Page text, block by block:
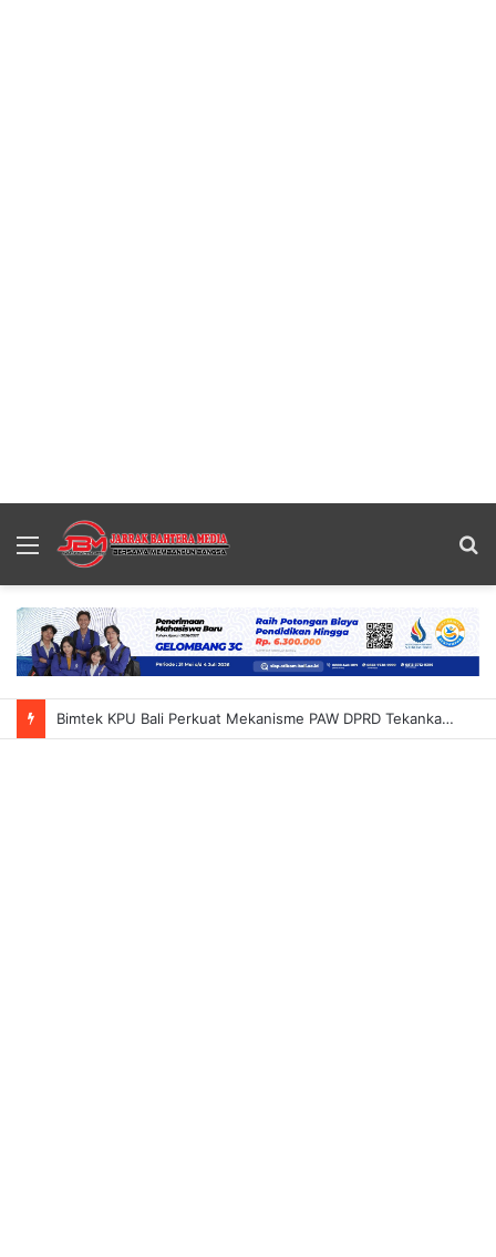
Menu
Bimtek KPU Bali Perkuat Mekanisme PAW DPRD Tekankan Ketelitian Dan Kepastian Hukum